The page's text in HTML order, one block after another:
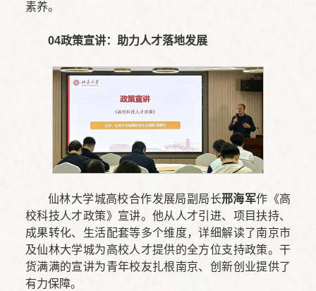
素养。
04政策宣讲：助力人才落地发展
仙林大学城高校合作发展局副局长邢海军作《高
校科技人才政策》宣讲。他从人才引进、项目扶持、
成果转化、生活配套等多个维度，详细解读了南京市
及仙林大学城为高校人才提供的全方位支持政策。干
货满满的宣讲为青年校友扎根南京、创新创业提供了
有力保障。